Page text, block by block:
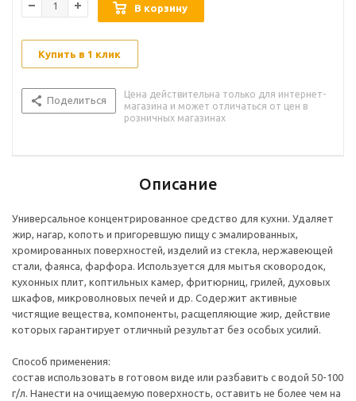
В корзину
Купить в 1 клик
Поделиться
Цена действительна только для интернет-
магазина и может отличаться от цен в
розничных магазинах
Описание
Универсальное концентрированное средство для кухни. Удаляет
жир, нагар, копоть и пригоревшую пищу с эмалированных,
хромированных поверхностей, изделий из стекла, нержавеющей
стали, фаянса, фарфора. Используется для мытья сковородок,
кухонных плит, коптильных камер, фритюрниц, грилей, духовых
шкафов, микроволновых печей и др. Содержит активные
чистящие вещества, компоненты, расщепляющие жир, действие
которых гарантирует отличный результат без особых усилий.
Способ применения:
cостав использовать в готовом виде или разбавить с водой 50-100
г/л. Нанести на очищаемую поверхность, оставить не более чем на